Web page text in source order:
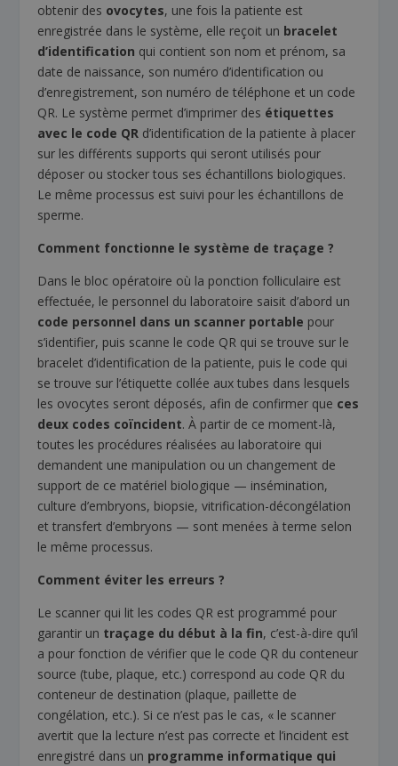
obtenir des ovocytes, une fois la patiente est
enregistrée dans le système, elle reçoit un bracelet
d’identification qui contient son nom et prénom, sa
date de naissance, son numéro d’identification ou
d’enregistrement, son numéro de téléphone et un code
QR. Le système permet d’imprimer des étiquettes
avec le code QR d’identification de la patiente à placer
sur les différents supports qui seront utilisés pour
déposer ou stocker tous ses échantillons biologiques.
Le même processus est suivi pour les échantillons de
sperme.
Comment fonctionne le système de traçage ?
Dans le bloc opératoire où la ponction folliculaire est
effectuée, le personnel du laboratoire saisit d’abord un
code personnel dans un scanner portable pour
s’identifier, puis scanne le code QR qui se trouve sur le
bracelet d’identification de la patiente, puis le code qui
se trouve sur l’étiquette collée aux tubes dans lesquels
les ovocytes seront déposés, afin de confirmer que ces
deux codes coïncident. À partir de ce moment-là,
toutes les procédures réalisées au laboratoire qui
demandent une manipulation ou un changement de
support de ce matériel biologique — insémination,
culture d’embryons, biopsie, vitrification-décongélation
et transfert d’embryons — sont menées à terme selon
le même processus.
Comment éviter les erreurs ?
Le scanner qui lit les codes QR est programmé pour
garantir un traçage du début à la fin, c’est-à-dire qu’il
a pour fonction de vérifier que le code QR du conteneur
source (tube, plaque, etc.) correspond au code QR du
conteneur de destination (plaque, paillette de
congélation, etc.). Si ce n’est pas le cas, « le scanner
avertit que la lecture n’est pas correcte et l’incident est
enregistré dans un programme informatique qui